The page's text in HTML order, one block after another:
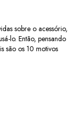
sobre o acessório,
lo. Então, pensando
são os 10 motivos